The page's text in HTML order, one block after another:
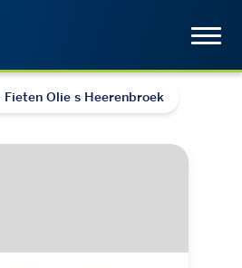
Fieten Olie s Heerenbroek